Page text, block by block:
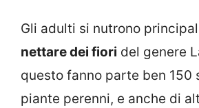
Gli adulti si nutrono
nettare dei fiori del genere
questo fanno parte ben 150
piante perenni, e anche di